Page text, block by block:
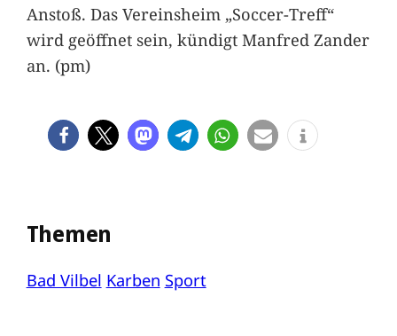
Anstoß. Das Vereinsheim „Soccer-Treff“
wird geöffnet sein, kündigt Manfred Zander
an. (pm)
Themen
Bad Vilbel Karben Sport